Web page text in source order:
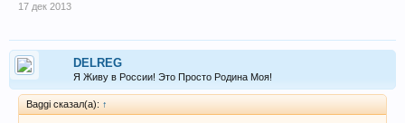
17 дек 2013
DELREG
Я Живу в России! Это Просто Родина Моя!
Baggi сказал(а): ↑